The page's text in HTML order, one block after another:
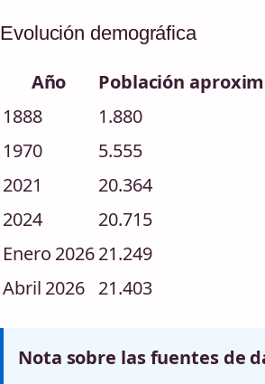
Evolución demográfica
Año Población
1888
1.880
1970
5.555
2021
20.364
2024
20.715
Enero 202621.249
Abril 2026 21.403
Nota sobre las fuentes de